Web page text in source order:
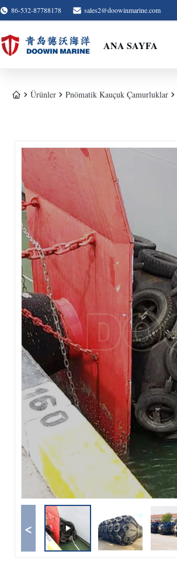
86-532-87788178 sales2@doowinmarine.com
ANA SAYFA
Ürünler Pnömatik Kauçuk Çamurluklar
<